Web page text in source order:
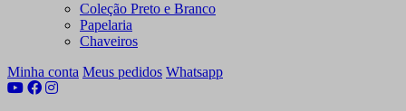
Coleção Preto e Branco
Papelaria
Chaveiros
Minha conta Meus pedidos Whatsapp